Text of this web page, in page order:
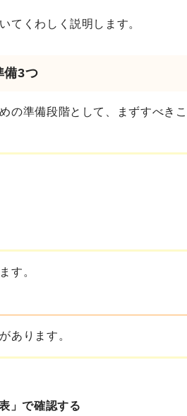
てくわしく説明します。
備3つ
の準備段階として、まずすべきこ
す。
あります。
」で確認する